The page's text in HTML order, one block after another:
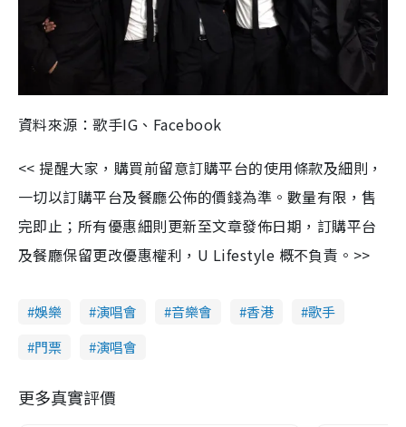
資料來源：歌手IG、Facebook
<< 提醒大家，購買前留意訂購平台的使用條款及細則，
一切以訂購平台及餐廳公佈的價錢為準。數量有限，售
完即止；所有優惠細則更新至文章發佈日期，訂購平台
及餐廳保留更改優惠權利，U Lifestyle 概不負責。>>
娛樂 演唱會 音樂會 香港
歌手
門票
演唱會
更多真實評價